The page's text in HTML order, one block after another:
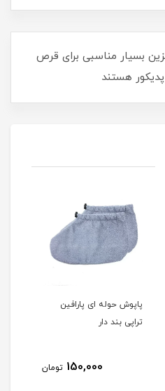
بسیار مناسبی برای قرص
هستند
پاپوش حوله ای پارافین
تراپی بند دار
150,000 تومان